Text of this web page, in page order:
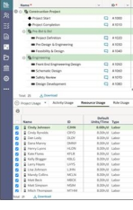
là
lựa
chọn
tối
ưu
cho
Doanh
nghiệp?